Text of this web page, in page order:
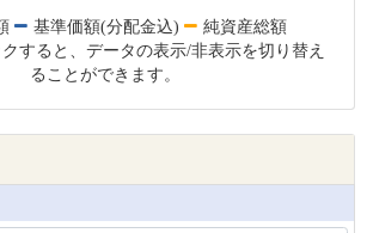
基準価額(分配金込)
純資産総額
すると、データの表示/非表示を切り替え
ることができます。